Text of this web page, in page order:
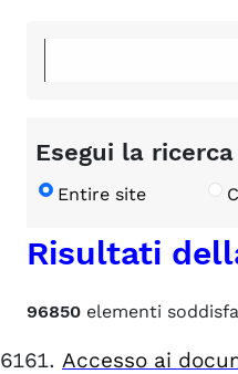
Esegui la
Entire site
Risultati
96850 elementi
Accesso ai